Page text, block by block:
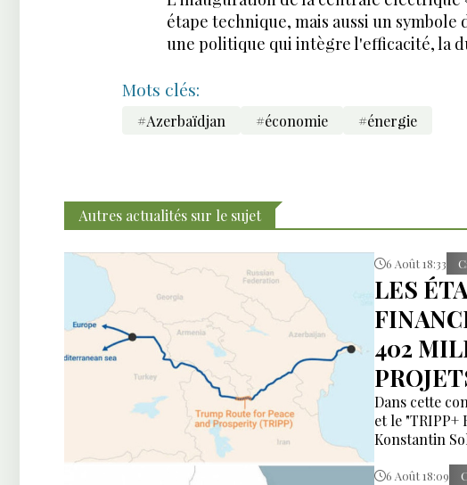
étape technique, mais aussi un
une politique qui intègre l'efficacité, la
Mots clés:
#Azerbaïdjan #économie #énergie
Autres actualités sur le sujet
6 Août 18:33
LES
402
Dans cette
et le
Konstantin
6 Août 18:09